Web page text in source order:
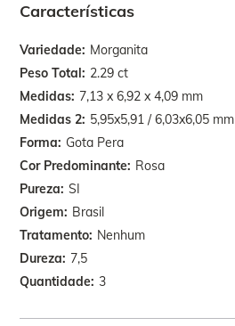
Características
Variedade Morganita
Peso Total 2.29 ct
Medidas 7,13 x 6,92 x 4,09 mm
Medidas 2 5,95x5,91 / 6,03x6,05 mm
Forma Gota Pera
Cor Predominante Rosa
Pureza SI
Origem Brasil
Tratamento Nenhum
Dureza 7,5
Quantidade 3